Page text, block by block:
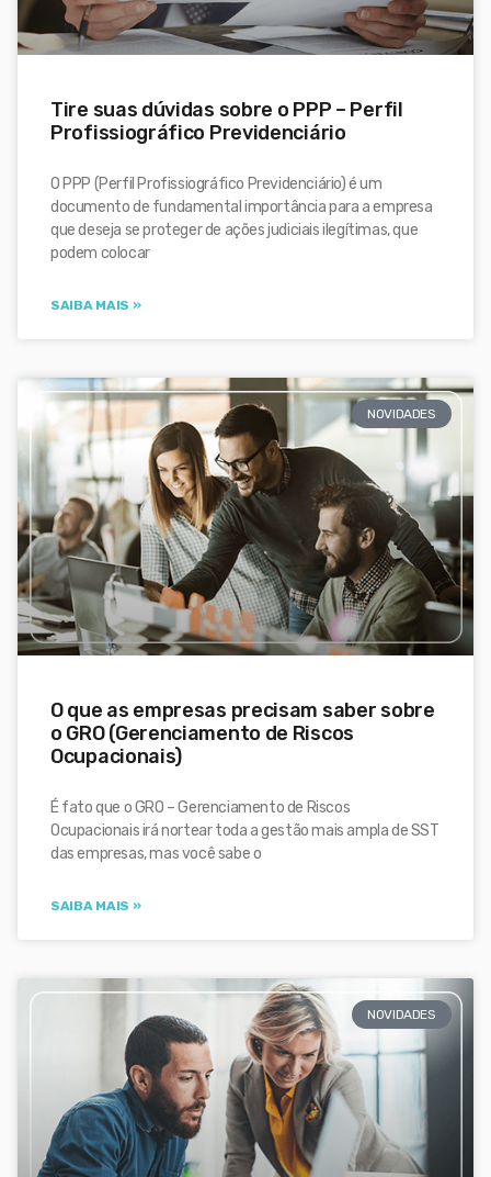
Tire suas dúvidas sobre o PPP – Perfil
Profissiográfico Previdenciário
O PPP (Perfil Profissiográfico Previdenciário) é um
documento de fundamental importância para a empresa
que deseja se proteger de ações judiciais ilegítimas, que
podem colocar
SAIBA MAIS »
NOVIDADES
O que as empresas precisam saber sobre
o GRO (Gerenciamento de Riscos
Ocupacionais)
É fato que o GRO – Gerenciamento de Riscos
Ocupacionais irá nortear toda a gestão mais ampla de SST
das empresas, mas você sabe o
SAIBA MAIS »
NOVIDADES